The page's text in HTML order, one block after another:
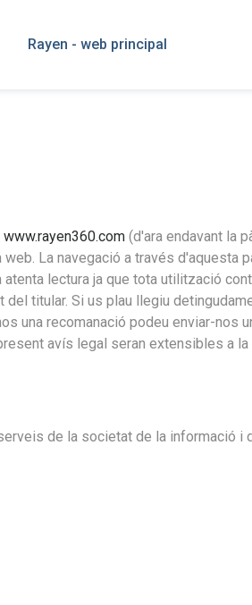
Rayen - web principal
www.rayen360.com (d'ara endavant la
La navegació a través d'aquesta
lectura ja que tota utilització
titular. Si us plau llegiu
una recomanació podeu enviar-nos
avís legal seran extensibles a
de la societat de la informació i